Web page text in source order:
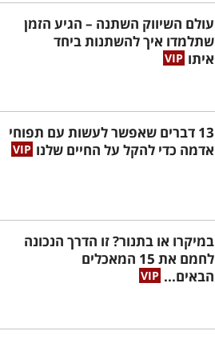
עולם השיווק השתנה – הגיע הזמן
שתלמדו איך להשתנות ביחד
איתו
13 דברים שאפשר לעשות עם תפוחי
אדמה כדי להקל על החיים שלנו
במיקרו או בתנור? זו הדרך הנכונה
לחמם את 15 המאכלים
הבאים...